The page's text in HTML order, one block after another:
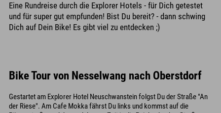
Eine Rundreise durch die Explorer Hotels - für Dich getestet
und für super gut empfunden! Bist Du bereit? - dann schwing
Dich auf Dein Bike! Es gibt viel zu entdecken ;)
Bike Tour von Nesselwang nach Oberstdorf
Gestartet am Explorer Hotel Neuschwanstein folgst Du der Straße "An
der Riese". Am Cafe Mokka fährst Du links und kommst auf die